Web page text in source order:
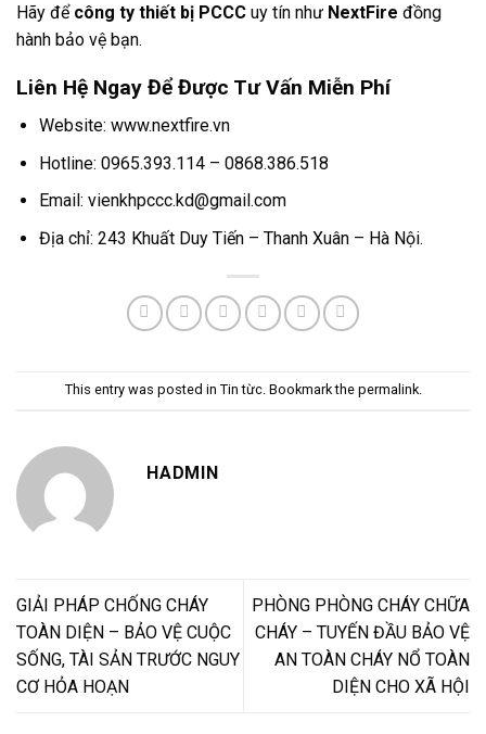
Hãy để công ty thiết bị PCCC uy tín như NextFire đồng
hành bảo vệ bạn.
Liên Hệ Ngay Để Được Tư Vấn Miễn Phí
Website: www.nextfire.vn
Hotline: 0965.393.114 – 0868.386.518
Email: vienkhpccc.kd@gmail.com
Địa chỉ: 243 Khuất Duy Tiến – Thanh Xuân – Hà Nội.
This entry was posted in Tin từc. Bookmark the permalink.
HADMIN
GIẢI PHÁP CHỐNG CHÁY
TOÀN DIỆN – BẢO VỆ CUỘC
SỐNG, TÀI SẢN TRƯỚC NGUY
CƠ HỎA HOẠN
PHÒNG PHÒNG CHÁY CHỮA
CHÁY – TUYẾN ĐẦU BẢO VỆ
AN TOÀN CHÁY NỔ TOÀN
DIỆN CHO XÃ HỘI